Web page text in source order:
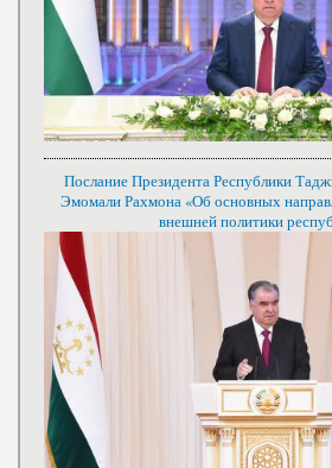
Послание Президента Республики
Эмомали Рахмона «Об основных
внешней политики